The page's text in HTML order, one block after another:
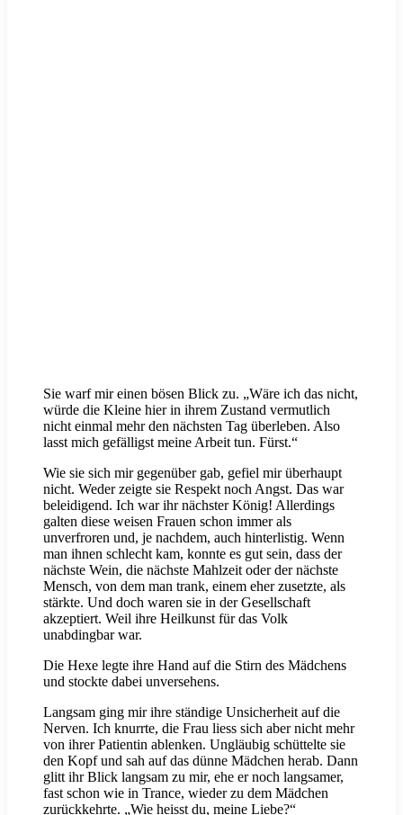
Sie warf mir einen bösen Blick zu. „Wäre ich das nicht,
würde die Kleine hier in ihrem Zustand vermutlich
nicht einmal mehr den nächsten Tag überleben. Also
lasst mich gefälligst meine Arbeit tun. Fürst.“
Wie sie sich mir gegenüber gab, gefiel mir überhaupt
nicht. Weder zeigte sie Respekt noch Angst. Das war
beleidigend. Ich war ihr nächster König! Allerdings
galten diese weisen Frauen schon immer als
unverfroren und, je nachdem, auch hinterlistig. Wenn
man ihnen schlecht kam, konnte es gut sein, dass der
nächste Wein, die nächste Mahlzeit oder der nächste
Mensch, von dem man trank, einem eher zusetzte, als
stärkte. Und doch waren sie in der Gesellschaft
akzeptiert. Weil ihre Heilkunst für das Volk
unabdingbar war.
Die Hexe legte ihre Hand auf die Stirn des Mädchens
und stockte dabei unversehens.
Langsam ging mir ihre ständige Unsicherheit auf die
Nerven. Ich knurrte, die Frau liess sich aber nicht mehr
von ihrer Patientin ablenken. Ungläubig schüttelte sie
den Kopf und sah auf das dünne Mädchen herab. Dann
glitt ihr Blick langsam zu mir, ehe er noch langsamer,
fast schon wie in Trance, wieder zu dem Mädchen
zurückkehrte. „Wie heisst du, meine Liebe?“